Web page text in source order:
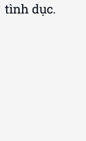
tình dục.